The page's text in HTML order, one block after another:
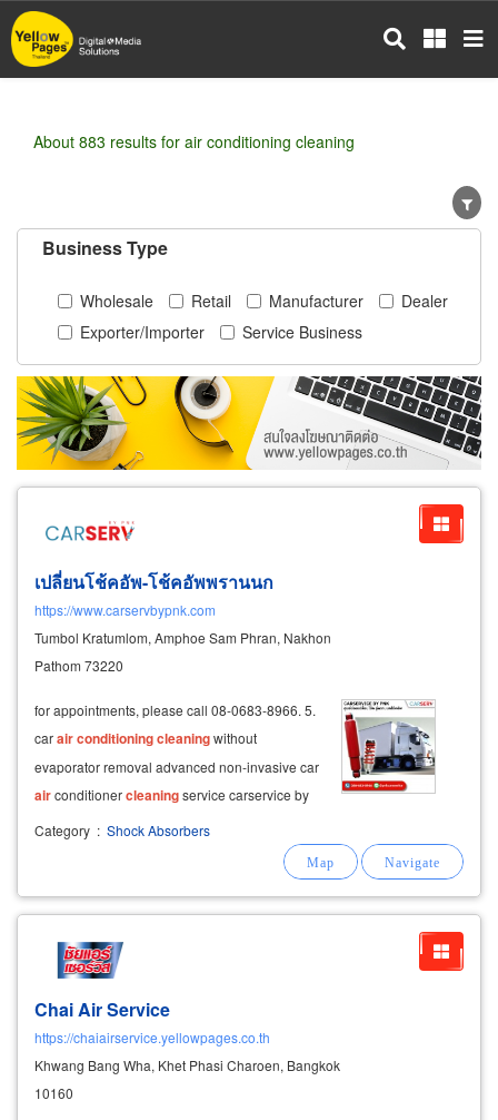
Skip
to
main
About 883 results for air conditioning cleaning
Business Type
Wholesale Retail Manufacturer
Dealer
Exporter/Importer
Service Business
เปลี่ยนโช้คอัพ-โช้คอัพพรานนก
https://www.carservbypnk.com
Tumbol Kratumlom, Amphoe Sam Phran, Nakhon
Pathom 73220
for appointments, please call 08-0683-8966. 5.
carairconditioningcleaningwithout
evaporator removal advanced non-invasive car
airconditionercleaningservice carservice by
pnk offers professional
air
conditioning
Category : Shock Absorbers
Chai Air Service
https://chaiairservice.yellowpages.co.th
Khwang Bang Wha, Khet Phasi Charoen, Bangkok
10160